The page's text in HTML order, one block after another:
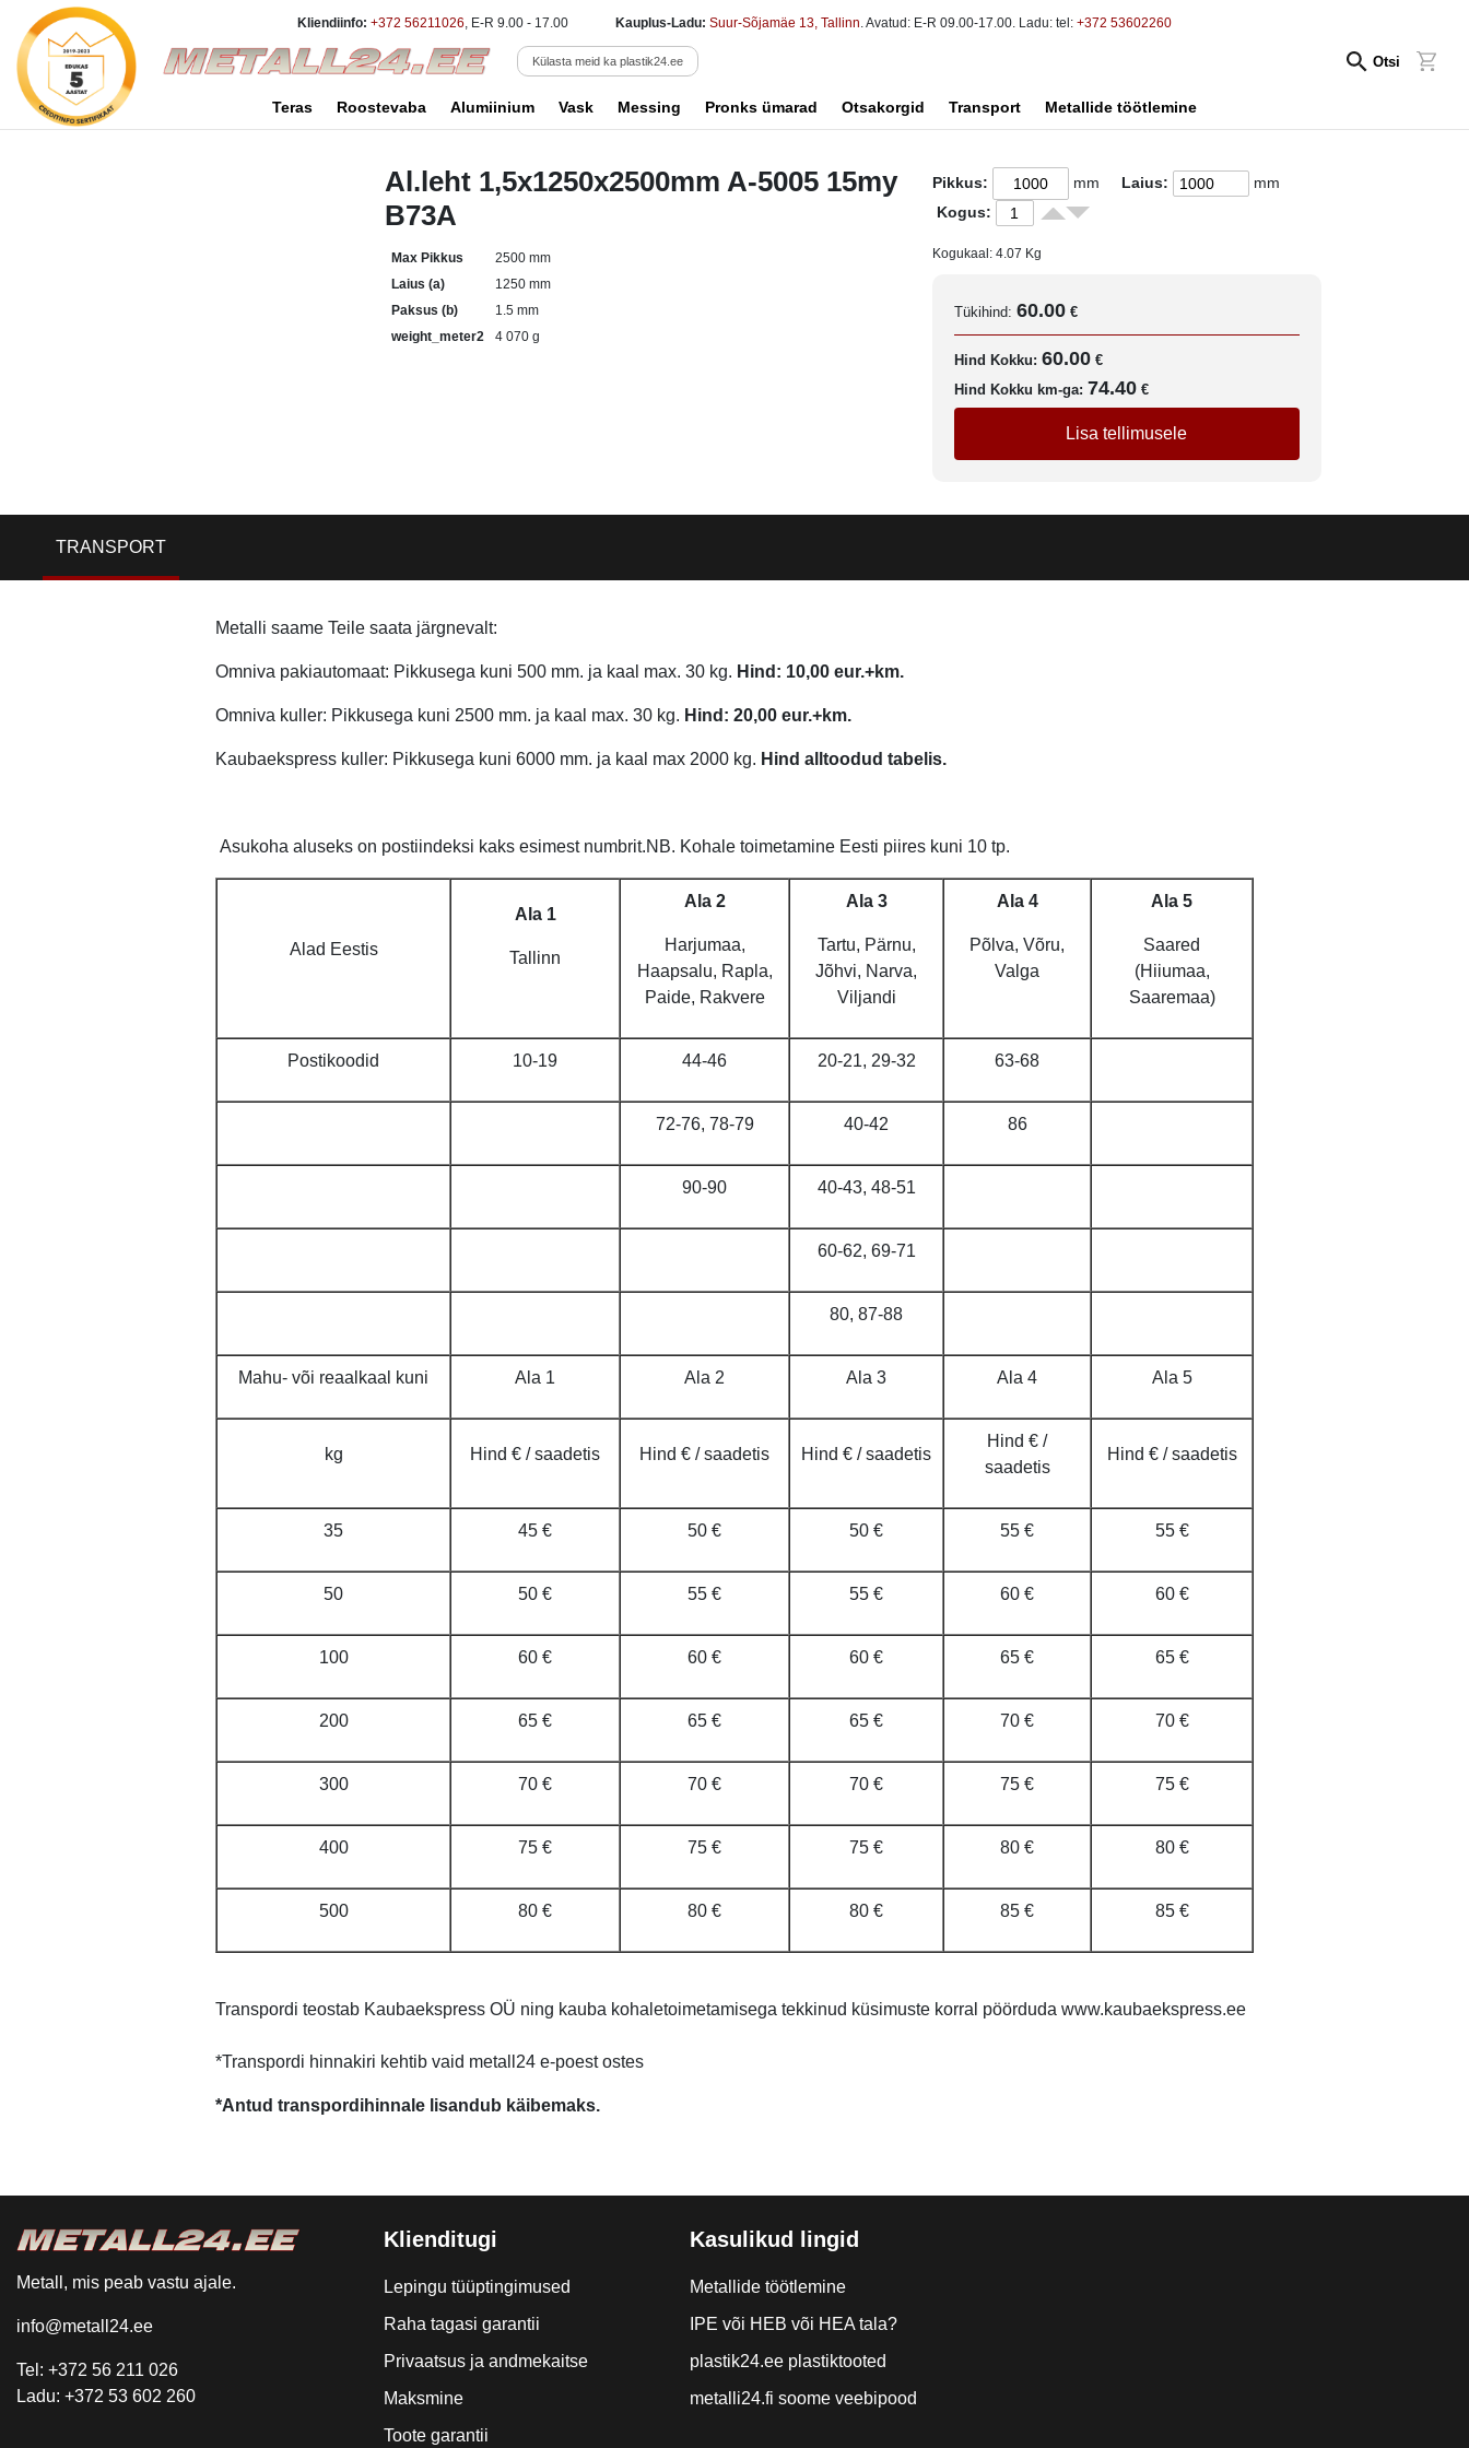
Kliendiinfo: +372 56211026, E-R 9.00 - 17.00 Kauplus-Ladu: Suur-Sõjamäe 13, Tallinn. Avatud: E-R 09.00-17.00. Ladu: tel: +372 53602260
Külasta meid ka plastik24.ee Otsi
Teras Roostevaba Alumiinium Vask Messing Pronks ümarad Otsakorgid Transport Metallide töötlemine
Al.leht 1,5x1250x2500mm A-5005 15my
B73A
Max Pikkus
2500 mm
Laius (a)
1250 mm
Paksus (b)
1.5 mm
weight_meter2
4 070 g
Pikkus: mm Laius:
mm
Kogus:
Kogukaal: 4.07 Kg
Tükihind: 60.00 €
Hind Kokku: 60.00 €
Hind Kokku km-ga: 74.40 €
Lisa tellimusele
TRANSPORT
Metalli saame Teile saata järgnevalt:
Omniva pakiautomaat: Pikkusega kuni 500 mm. ja kaal max. 30 kg. Hind: 10,00 eur.+km.
Omniva kuller: Pikkusega kuni 2500 mm. ja kaal max. 30 kg. Hind: 20,00 eur.+km.
Kaubaekspress kuller: Pikkusega kuni 6000 mm. ja kaal max 2000 kg. Hind alltoodud tabelis.
Asukoha aluseks on postiindeksi kaks esimest numbrit.NB. Kohale toimetamine Eesti piires kuni 10 tp.
Alad Eestis
Ala 1
Tallinn
Ala 2
Harjumaa,
Haapsalu, Rapla,
Paide, Rakvere
Ala 3
Tartu, Pärnu,
Jõhvi, Narva,
Viljandi
Ala 4
Põlva, Võru,
Valga
Ala 5
Saared
(Hiiumaa,
Saaremaa)
Postikoodid 10-19 44-46 20-21, 29-32 63-68
72-76, 78-79 40-42 86
90-90 40-43, 48-51
60-62, 69-71
80, 87-88
Mahu- või reaalkaal kuni Ala 1 Ala 2 Ala 3 Ala 4 Ala 5
kg Hind € / saadetis Hind € / saadetis Hind € / saadetis
Hind € /
saadetis
Hind € / saadetis
35 45 € 50 € 50 € 55 € 55 €
50 50 € 55 € 55 € 60 € 60 €
100 60 € 60 € 60 € 65 € 65 €
200 65 € 65 € 65 € 70 € 70 €
300 70 € 70 € 70 € 75 € 75 €
400 75 € 75 € 75 € 80 € 80 €
500 80 € 80 € 80 € 85 € 85 €
Transpordi teostab Kaubaekspress OÜ ning kauba kohaletoimetamisega tekkinud küsimuste korral pöörduda www.kaubaekspress.ee
*Transpordi hinnakiri kehtib vaid metall24 e-poest ostes
*Antud transpordihinnale lisandub käibemaks.
Metall, mis peab vastu ajale.
info@metall24.ee
Tel: +372 56 211 026
Ladu: +372 53 602 260
Klienditugi
Lepingu tüüptingimused
Raha tagasi garantii
Privaatsus ja andmekaitse
Maksmine
Toote garantii
Kasulikud lingid
Metallide töötlemine
IPE või HEB või HEA tala?
plastik24.ee plastiktooted
metalli24.fi soome veebipood